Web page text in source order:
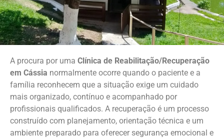
A procura por uma Clínica de Reabilitação/Recuperação
em Cássia normalmente ocorre quando o paciente e a
família reconhecem que a situação exige um cuidado
mais organizado, contínuo e acompanhado por
profissionais qualificados. A recuperação é um processo
construído com planejamento, orientação técnica e um
ambiente preparado para oferecer segurança emocional e